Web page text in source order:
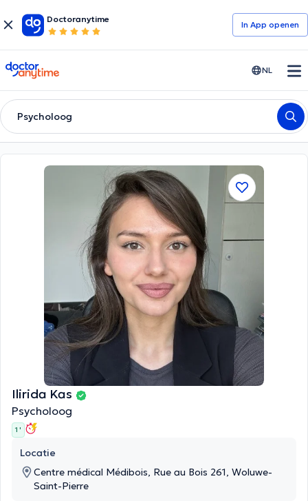
Doctoranytime
In App openen
doctoranytime NL
Psycholoog
Ilirida Kas
Psycholoog
1 '
Locatie
Centre médical Médibois, Rue au Bois 261, Woluwe-
Saint-Pierre